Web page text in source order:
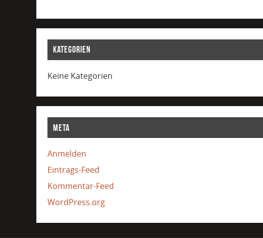
KATEGORIEN
Keine Kategorien
META
Anmelden
Eintrags-Feed
Kommentar-Feed
WordPress.org